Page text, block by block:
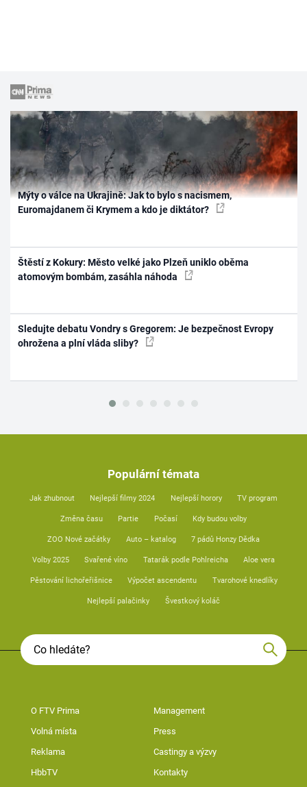
Mýty o válce na Ukrajině: Jak to bylo s nacismem,
Euromajdanem či Krymem a kdo je diktátor?
Štěstí z Kokury: Město velké jako Plzeň uniklo oběma
atomovým bombám, zasáhla náhoda
Sledujte debatu Vondry s Gregorem: Je bezpečnost Evropy
ohrožena a plní vláda sliby?
Populární témata
Jak zhubnout Nejlepší filmy 2024 Nejlepší horory TV program
Změna času Partie Počasí Kdy budou volby
ZOO Nové začátky Auto – katalog 7 pádů Honzy Dědka
Volby 2025 Svařené víno Tatarák podle Pohlreicha Aloe vera
Pěstování lichořeřišnice Výpočet ascendentu Tvarohové knedlíky
Nejlepší palačinky Švestkový koláč
O FTV Prima Management
Volná místa Press
Reklama Castingy a výzvy
HbbTV Kontakty